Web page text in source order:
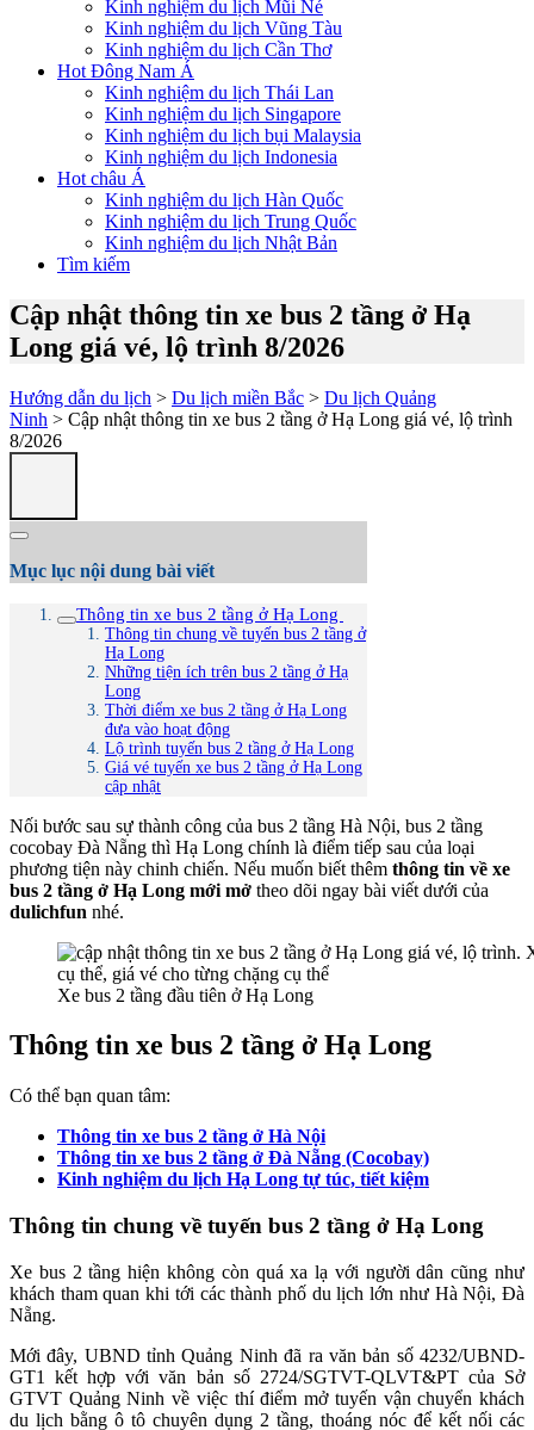
Kinh nghiệm du lịch Mũi Né
Kinh nghiệm du lịch Vũng Tàu
Kinh nghiệm du lịch Cần Thơ
Hot Đông Nam Á
Kinh nghiệm du lịch Thái Lan
Kinh nghiệm du lịch Singapore
Kinh nghiệm du lịch bụi Malaysia
Kinh nghiệm du lịch Indonesia
Hot châu Á
Kinh nghiệm du lịch Hàn Quốc
Kinh nghiệm du lịch Trung Quốc
Kinh nghiệm du lịch Nhật Bản
Tìm kiếm
Cập nhật thông tin xe bus 2 tầng ở Hạ
Long giá vé, lộ trình 8/2026
Hướng dẫn du lịch > Du lịch miền Bắc > Du lịch Quảng
Ninh > Cập nhật thông tin xe bus 2 tầng ở Hạ Long giá vé, lộ trình
8/2026
Mục lục nội dung bài viết
Thông tin xe bus 2 tầng ở Hạ Long
Thông tin chung về tuyến bus 2 tầng ở
Hạ Long
Những tiện ích trên bus 2 tầng ở Hạ
Long
Thời điểm xe bus 2 tầng ở Hạ Long
đưa vào hoạt động
Lộ trình tuyến bus 2 tầng ở Hạ Long
Giá vé tuyến xe bus 2 tầng ở Hạ Long
cập nhật
Nối bước sau sự thành công của bus 2 tầng Hà Nội, bus 2 tầng
cocobay Đà Nẵng thì Hạ Long chính là điểm tiếp sau của loại
phương tiện này chinh chiến. Nếu muốn biết thêm thông tin về xe
bus 2 tầng ở Hạ Long mới mở theo dõi ngay bài viết dưới của
dulichfun nhé.
Xe bus 2 tầng đầu tiên ở Hạ Long
Thông tin xe bus 2 tầng ở Hạ Long
Có thể bạn quan tâm:
Thông tin xe bus 2 tầng ở Hà Nội
Thông tin xe bus 2 tầng ở Đà Nẵng (Cocobay)
Kinh nghiệm du lịch Hạ Long tự túc, tiết kiệm
Thông tin chung về tuyến bus 2 tầng ở Hạ Long
Xe bus 2 tầng hiện không còn quá xa lạ với người dân cũng như
khách tham quan khi tới các thành phố du lịch lớn như Hà Nội, Đà
Nẵng.
Mới đây, UBND tỉnh Quảng Ninh đã ra văn bản số 4232/UBND-
GT1 kết hợp với văn bản số 2724/SGTVT-QLVT&PT của Sở
GTVT Quảng Ninh về việc thí điểm mở tuyến vận chuyển khách
du lịch bằng ô tô chuyên dụng 2 tầng, thoáng nóc để kết nối các